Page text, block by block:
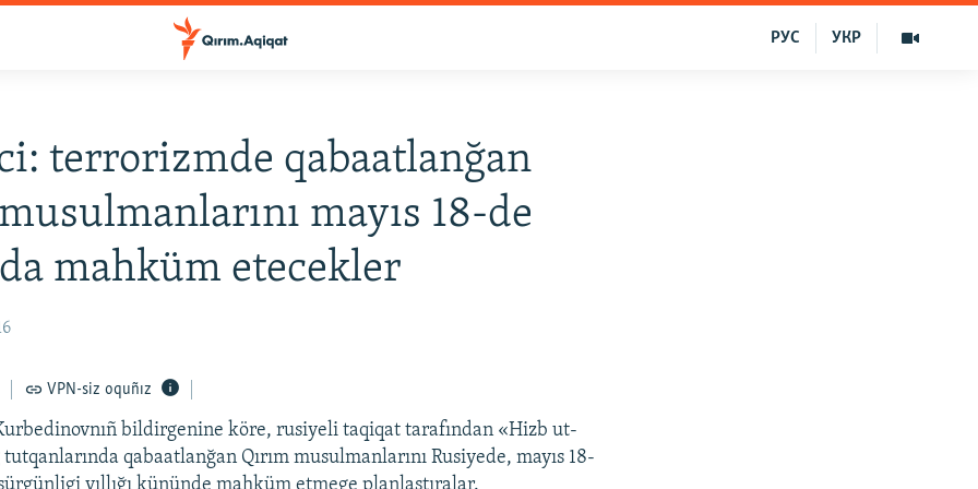
УКР
РУС
terrorizmde qabaatlanğan
mayıs 18-de
mahküm etecekler
VPN-siz oquñız
bildirgenine köre, rusiyeli taqiqat tarafından «Hizb ut-
qabaatlanğan Qırım musulmanlarını Rusiyede, mayıs 18-